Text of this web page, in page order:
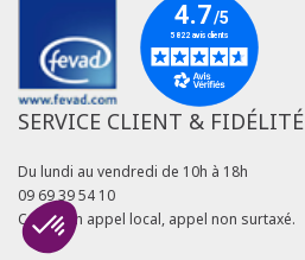
SERVICE CLIENT & FIDÉLITÉ
Du lundi au vendredi de 10h à 18h
09 69 39 54 10
Coût d'un appel local, appel non surtaxé.